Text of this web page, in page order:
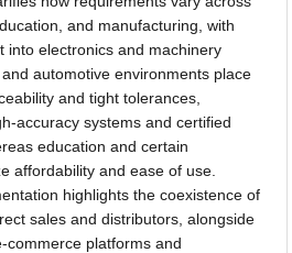
and manufacturing, with
into electronics and machinery
automotive environments place
and tight tolerances,
accuracy systems and certified
education and certain
affordability and ease of use.
highlights the coexistence of
sales and distributors, alongside
commerce platforms and